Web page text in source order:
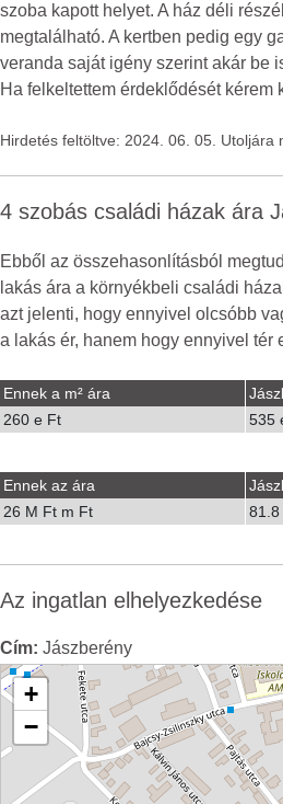
szoba kapott helyet. A ház déli
megtalálható. A kertben pedig egy
veranda saját igény szerint akár be
Ha felkeltettem érdeklődését kérem
Hirdetés feltöltve: 2024. 06. 05. Utoljára
4 szobás családi házak ára
Ebből az összehasonlításból
lakás ára a környékbeli családi
azt jelenti, hogy ennyivel olcsóbb
a lakás ér, hanem hogy ennyivel tér
Ennek a m² ára
260 e Ft
535
Ennek az ára
26 M Ft m Ft
Az ingatlan elhelyezkedése
Cím: Jászberény
+
−